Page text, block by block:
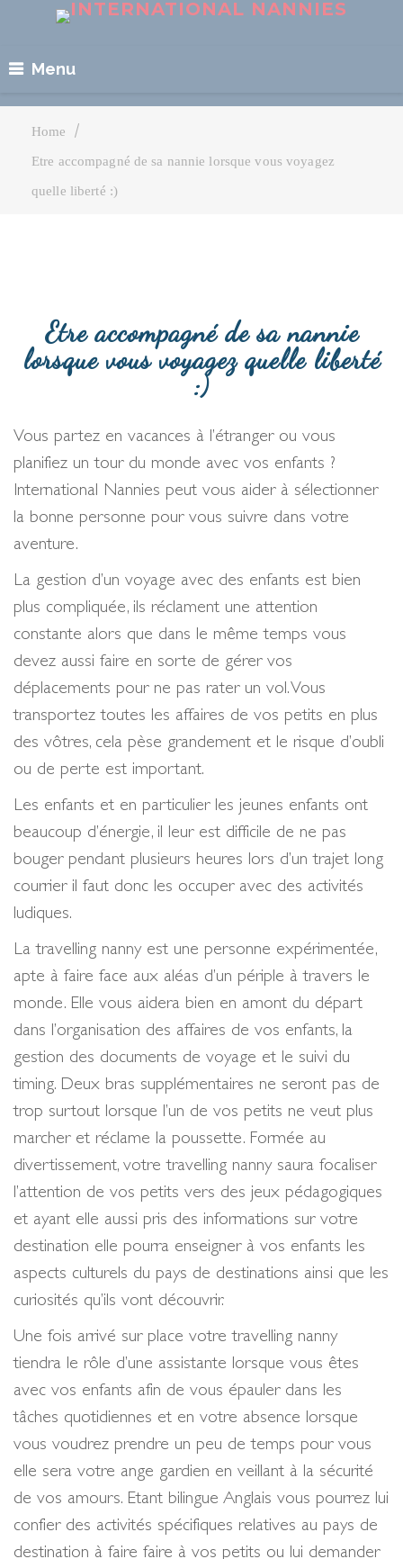
Menu
Home |
Etre accompagné de sa nannie lorsque vous voyagez
quelle liberté :)
Etre accompagné de sa nannie
lorsque vous voyagez quelle liberté
:)
Vous partez en vacances à l’étranger ou vous
planifiez un tour du monde avec vos enfants ?
International Nannies peut vous aider à sélectionner
la bonne personne pour vous suivre dans votre
aventure.
La gestion d’un voyage avec des enfants est bien
plus compliquée, ils réclament une attention
constante alors que dans le même temps vous
devez aussi faire en sorte de gérer vos
déplacements pour ne pas rater un vol. Vous
transportez toutes les affaires de vos petits en plus
des vôtres, cela pèse grandement et le risque d’oubli
ou de perte est important.
Les enfants et en particulier les jeunes enfants ont
beaucoup d’énergie, il leur est difficile de ne pas
bouger pendant plusieurs heures lors d’un trajet long
courrier il faut donc les occuper avec des activités
ludiques.
La travelling nanny est une personne expérimentée,
apte à faire face aux aléas d’un périple à travers le
monde. Elle vous aidera bien en amont du départ
dans l’organisation des affaires de vos enfants, la
gestion des documents de voyage et le suivi du
timing. Deux bras supplémentaires ne seront pas de
trop surtout lorsque l’un de vos petits ne veut plus
marcher et réclame la poussette. Formée au
divertissement, votre travelling nanny saura focaliser
l’attention de vos petits vers des jeux pédagogiques
et ayant elle aussi pris des informations sur votre
destination elle pourra enseigner à vos enfants les
aspects culturels du pays de destinations ainsi que les
curiosités qu’ils vont découvrir.
Une fois arrivé sur place votre travelling nanny
tiendra le rôle d’une assistante lorsque vous êtes
avec vos enfants afin de vous épauler dans les
tâches quotidiennes et en votre absence lorsque
vous voudrez prendre un peu de temps pour vous
elle sera votre ange gardien en veillant à la sécurité
de vos amours. Etant bilingue Anglais vous pourrez lui
confier des activités spécifiques relatives au pays de
destination à faire faire à vos petits ou lui demander